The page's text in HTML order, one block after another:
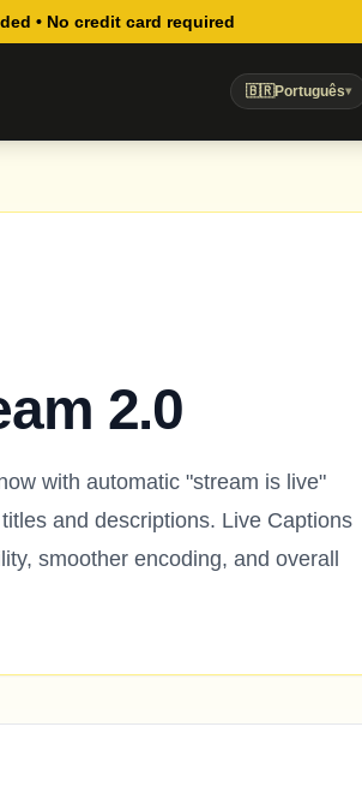
• No credit card required
🇧🇷Português▾
2.0
with automatic "stream is live"
and descriptions. Live Captions
smoother encoding, and overall